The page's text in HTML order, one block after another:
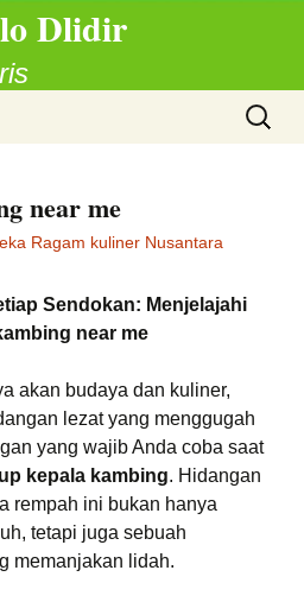
Dlidir
Cari
untuk:
near me
Ragam kuliner Nusantara
Sendokan: Menjelajahi
near me
akan budaya dan kuliner,
lezat yang menggugah
yang wajib Anda coba saat
kepala kambing. Hidangan
rempah ini bukan hanya
tetapi juga sebuah
memanjakan lidah.